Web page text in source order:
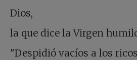
Dios,
la que dice la Virgen
"Despidió vacíos a los